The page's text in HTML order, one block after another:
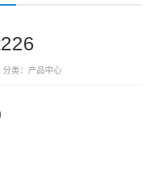
类： 产品中心